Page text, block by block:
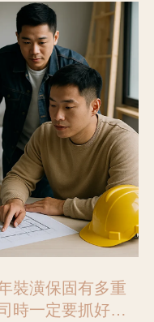
裝潢保固有多重
時一定要抓好這